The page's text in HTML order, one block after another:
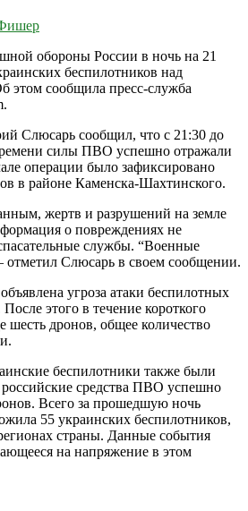
обороны России в ночь на 21
беспилотников над
этом сообщила пресс-служба
Слюсарь сообщил, что с 21:30 до
силы ПВО успешно отражали
операции было зафиксировано
в районе Каменска-Шахтинского.
жертв и разрушений на земле
о повреждениях не
службы. “Военные
Слюсарь в своем сообщении.
угроза атаки беспилотных
этого в течение короткого
шесть дронов, общее количество
беспилотники также были
средства ПВО успешно
Всего за прошедшую ночь
55 украинских беспилотников,
страны. Данные события
на напряжение в этом